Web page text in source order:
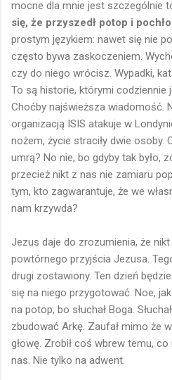
mocne dla mnie jest szczególnie
się, że przyszedł potop i
prostym językiem: nawet się nie
często bywa zaskoczeniem.
czy do niego wrócisz. Wypadki,
To są historie, którymi codziennie
Choćby najświeższa wiadomość.
organizacją ISIS atakuje w
nożem, życie straciły dwie osoby.
umrą? No nie, bo gdyby tak było,
przecież nikt z nas nie zamiaru
tym, kto zagwarantuje, że we
nam krzywda?
Jezus daje do zrozumienia, że
powtórnego przyjścia Jezusa.
drugi zostawiony. Ten dzień
się na niego przygotować. Noe,
na potop, bo słuchał Boga.
zbudować Arkę. Zaufał mimo że
głowę. Zrobił coś wbrew temu,
nas. Nie tylko na adwent.